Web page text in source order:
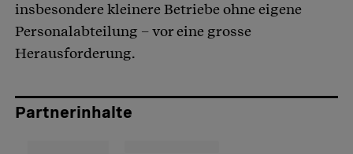
insbesondere kleinere Betriebe ohne eigene
Personalabteilung – vor eine grosse
Herausforderung.
Partnerinhalte